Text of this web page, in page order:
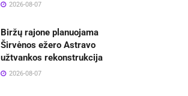
2026-08-07
Biržų rajone planuojama
Širvėnos ežero Astravo
užtvankos rekonstrukcija
2026-08-07